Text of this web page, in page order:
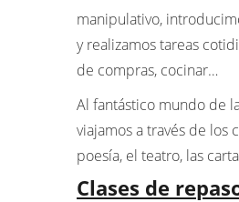
manipulativo,
y realizamos tareas
de compras, cocinar…
Al fantástico mundo de
viajamos a través de los
poesía, el teatro, las
Clases de